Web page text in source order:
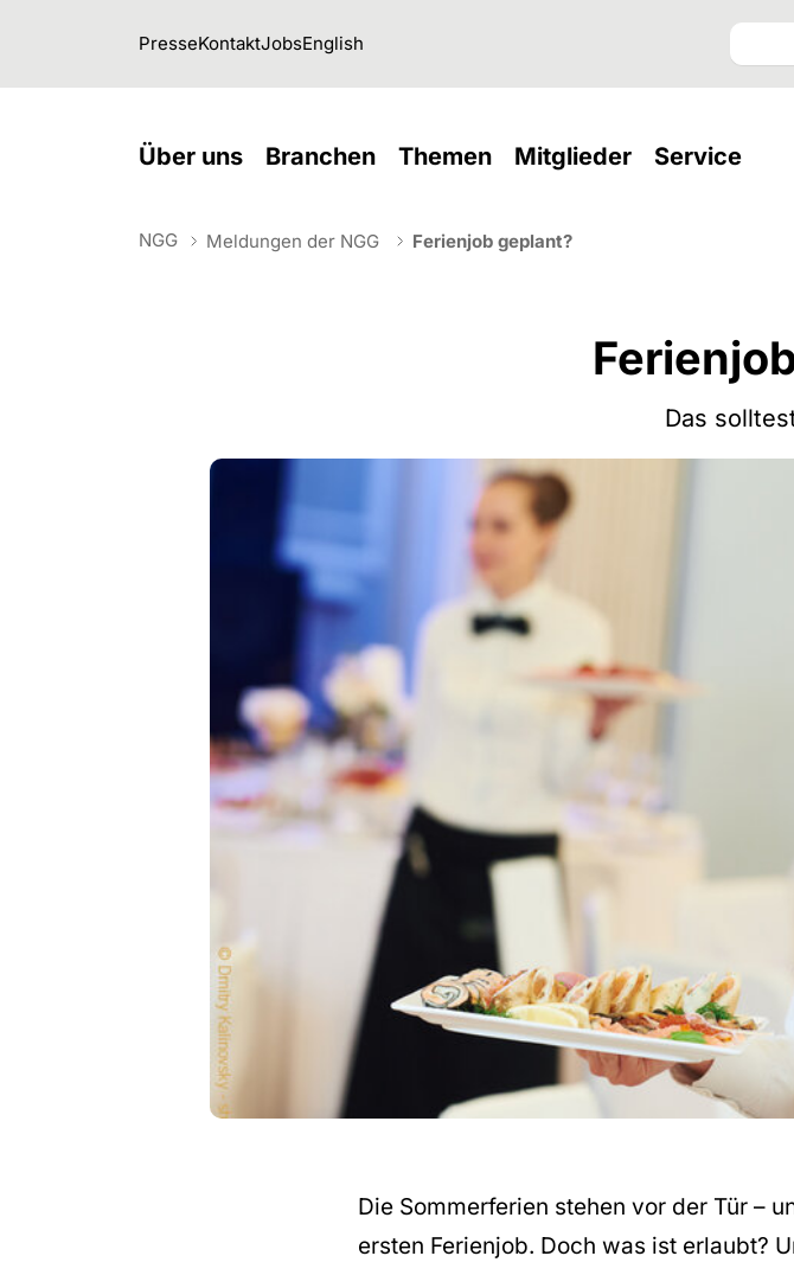
PresseKontaktJobsEnglish
Über uns(current)
Branchen(current)
Themen(current)
Mitglieder(current)
Service
You are here:
NGG Meldungen der NGG Ferienjob geplant?
Das
Die Sommerferien stehen vor der Tür –
ersten Ferienjob. Doch was ist erlaubt?